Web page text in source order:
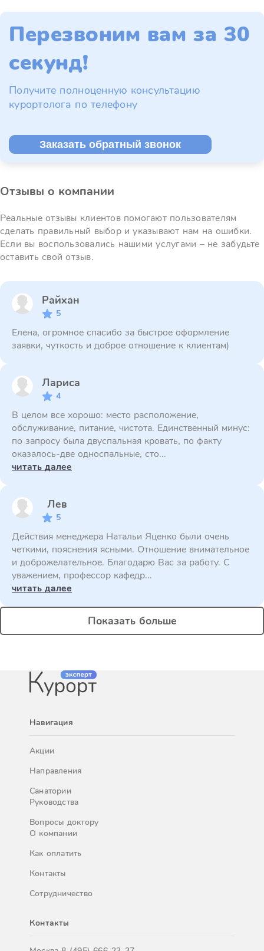
Перезвоним вам за 30
секунд!
Получите полноценную консультацию
курортолога по телефону
Заказать обратный звонок
Отзывы о компании
Реальные отзывы клиентов помогают пользователям
сделать правильный выбор и указывают нам на ошибки.
Если вы воспользовались нашими услугами – не забудьте
оставить свой отзыв.
Райхан
5
Елена, огромное спасибо за быстрое оформление
заявки, чуткость и доброе отношение к клиентам)
Лариса
4
В целом все хорошо: место расположение,
обслуживание, питание, чистота. Единственный минус:
по запросу была двуспальная кровать, по факту
оказалось-две односпальные, сто...
читать далее
Лев
5
Действия менеджера Натальи Яценко были очень
четкими, пояснения ясными. Отношение внимательное
и доброжелательное. Благодарю Вас за работу. С
уважением, профессор кафедр...
читать далее
Показать больше
Навигация
Акции
Направления
Санатории
Руководства
Вопросы доктору
О компании
Как оплатить
Контакты
Сотрудничество
Контакты